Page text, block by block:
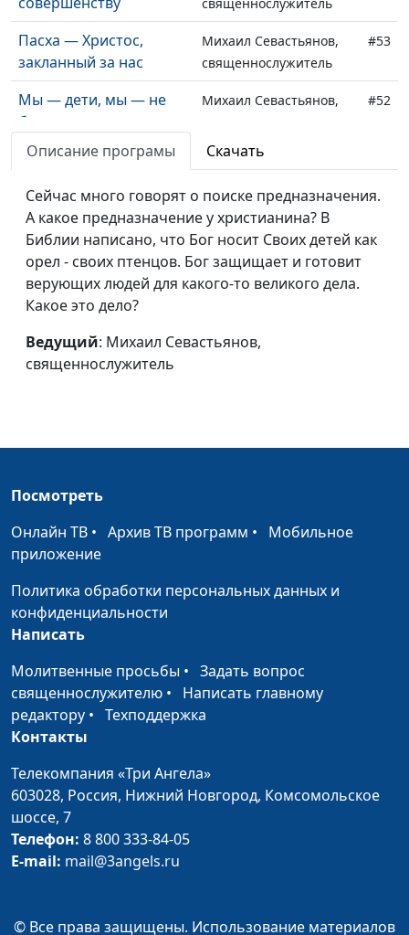
Пасха — Христос,
закланный за нас
Михаил Севастьянов,
священнослужитель
#53
Мы — дети, мы — не
боги
Михаил Севастьянов,
#52
Не нужно бояться
Иисус
Михаил Севастьянов,
Верить никогда не
поздно
Михаил Севастьянов,
священнослужитель
#50
Зачем видеть в
Насколько важна вера?
влиться в церковь
Называйся
христианином. Будь
христианином
Михаил Севастьянов,
Ценность человека:
кого слушать?
Когда можно все
исправить
Михаил Севастьянов,
священнослужитель
Как увидеть Бога?
Бог и Его церковь:
супружеские
отношения
Михаил Севастьянов,
#41
Описание програмы Скачать
Сейчас много говорят о поиске предназначения.
А какое предназначение у христианина? В
Библии написано, что Бог носит Своих детей как
орел - своих птенцов. Бог защищает и готовит
верующих людей для какого-то великого дела.
Какое это дело?
Ведущий: Михаил Севастьянов,
священнослужитель
Посмотреть
Онлайн ТВ • Архив ТВ программ • Мобильное
приложение
Политика обработки персональных данных и
конфиденциальности
Написать
Молитвенные просьбы • Задать вопрос
священнослужителю • Написать главному
редактору • Техподдержка
Контакты
Телекомпания «Три Ангела»
603028, Россия, Нижний Новгород, Комсомольское
шоссе, 7
Телефон: 8 800 333-84-05
E-mail: mail@3angels.ru
© Все права защищены. Использование материалов